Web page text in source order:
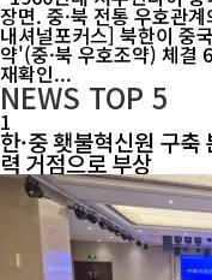
장면. 중·북 전통 우호관계
내셔널포커스] 북한이 중
약'(중·북 우호조약) 체결
재확인...
NEWS TOP 5
1
한·중 횃불혁신원 구
력 거점으로 부상